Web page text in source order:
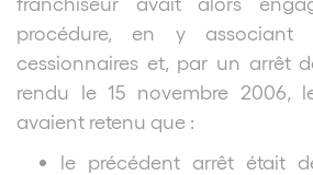
procédure, en y associant
cessionnaires et, par un arrêt
rendu le 15 novembre 2006,
avaient retenu que :
le précédent arrêt était